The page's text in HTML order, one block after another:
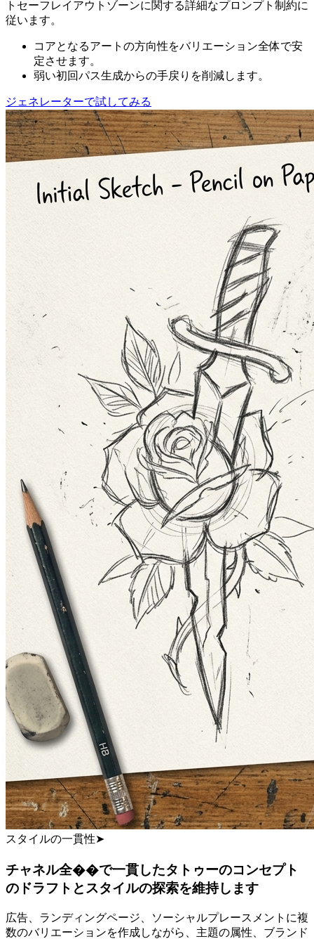
トセーフレイアウトゾーンに関する詳細なプロンプト制約に
従います。
コアとなるアートの方向性をバリエーション全体で安
定させます。
弱い初回パス生成からの手戻りを削減します。
ジェネレーターで試してみる
スタイルの一貫性➤
チャネル全��で一貫したタトゥーのコンセプト
のドラフトとスタイルの探索を維持します
広告、ランディングページ、ソーシャルプレースメントに複
数のバリエーションを作成しながら、主題の属性、ブランド